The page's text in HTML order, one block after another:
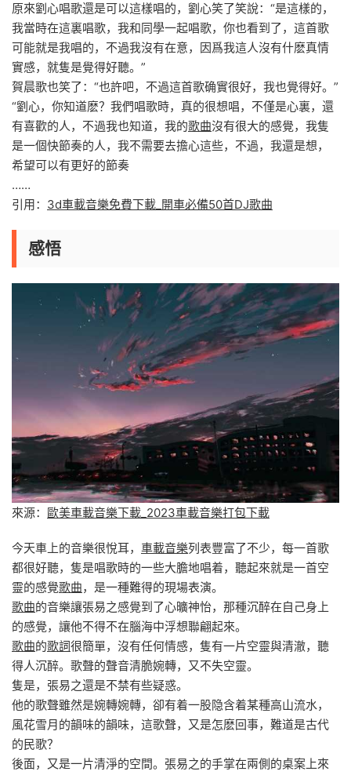
原來劉心唱歌還是可以這樣唱的，劉心笑了笑說：“是這樣的，
我當時在這裏唱歌，我和同學一起唱歌，你也看到了，這首歌
可能就是我唱的，不過我沒有在意，因爲我這人沒有什麽真情
實感，就隻是覺得好聽。”
賀晨歌也笑了：“也許吧，不過這首歌确實很好，我也覺得好。”
“劉心，你知道麽？我們唱歌時，真的很想唱，不僅是心裏，還
有喜歡的人，不過我也知道，我的歌曲沒有很大的感覺，我隻
是一個快節奏的人，我不需要去擔心這些，不過，我還是想，
希望可以有更好的節奏
……
引用： 3d車載音樂免費下載_開車必備50首DJ歌曲
感悟
來源： 歐美車載音樂下載_2023車載音樂打包下載
今天車上的音樂很悅耳， 車載音樂列表豐富了不少，每一首歌
都很好聽，隻是唱歌時的一些大膽地唱着，聽起來就是一首空
靈的感覺歌曲，是一種難得的現場表演。
歌曲的音樂讓張易之感覺到了心曠神怡，那種沉醉在自己身上
的感覺，讓他不得不在腦海中浮想聯翩起來。
歌曲的歌詞很簡單，沒有任何情感，隻有一片空靈與清澈，聽
得人沉醉。歌聲的聲音清脆婉轉，又不失空靈。
隻是，張易之還是不禁有些疑惑。
他的歌聲雖然是婉轉婉轉，卻有着一股隐含着某種高山流水，
風花雪月的韻味的韻味，這歌聲，又是怎麽回事，難道是古代
的民歌？
後面，又是一片清淨的空間。張易之的手掌在兩側的桌案上來